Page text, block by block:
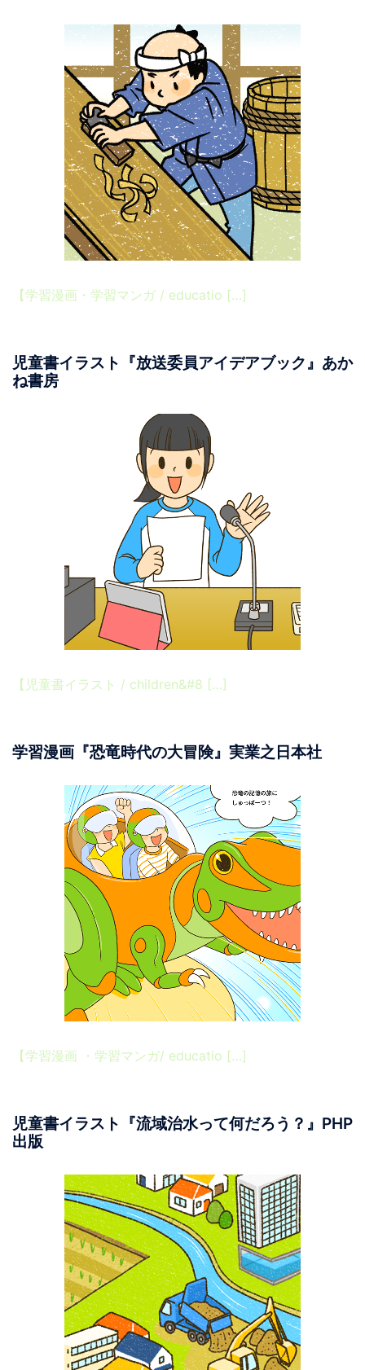
【学習漫画・学習マンガ / educatio […]
児童書イラスト『放送委員アイデアブック』あか
ね書房
【児童書イラスト / children&#8 […]
学習漫画『恐竜時代の大冒険』実業之日本社
【学習漫画 ・学習マンガ/ educatio […]
児童書イラスト『流域治水って何だろう？』PHP
出版